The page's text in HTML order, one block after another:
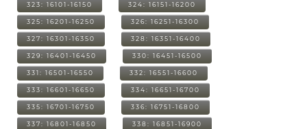
323: 16101-16150 324: 16151-16200
325: 16201-16250 326: 16251-16300
327: 16301-16350 328: 16351-16400
329: 16401-16450 330: 16451-16500
331: 16501-16550 332: 16551-16600
333: 16601-16650 334: 16651-16700
335: 16701-16750 336: 16751-16800
337: 16801-16850 338: 16851-16900